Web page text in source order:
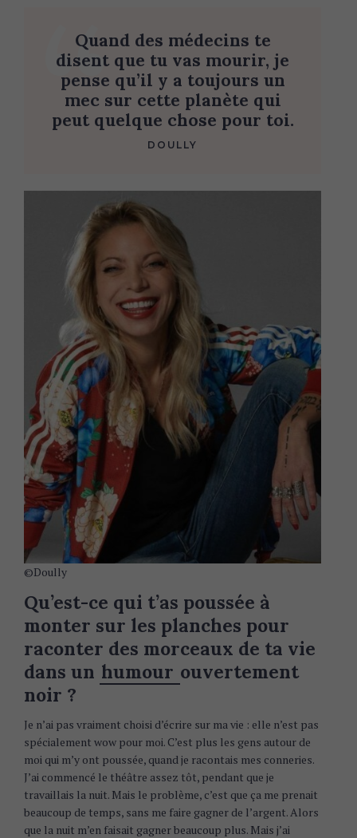
Quand des médecins te
disent que tu vas mourir, je
pense qu’il y a toujours un
mec sur cette planète qui
peut quelque chose pour toi.
DOULLY
©Doully
Qu’est-ce qui t’as poussée à
monter sur les planches pour
raconter des morceaux de ta vie
dans un humour ouvertement
noir ?
Je n’ai pas vraiment choisi d’écrire sur ma vie : elle n’est pas
spécialement wow pour moi. C’est plus les gens autour de
moi qui m’y ont poussée, quand je racontais mes conneries.
J’ai commencé le théâtre assez tôt, pendant que je
travaillais la nuit. Mais le problème, c’est que ça me prenait
beaucoup de temps, sans me faire gagner de l’argent. Alors
que la nuit m’en faisait gagner beaucoup plus. Mais j’ai